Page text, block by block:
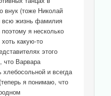
внук (тоже Николай
всю жизнь фамилия
я несколько
какую-то
этого
что Варвара
и всегда
я понимаю, что